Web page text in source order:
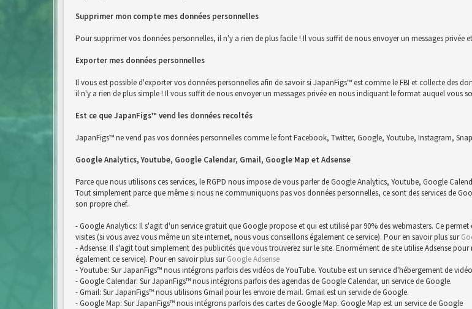
Supprimer mon compte mes données personnelles
Pour supprimer vos données personnelles, il n'y a rien de plus facile ! Il vous suffit de nous envoyer un messages privée
Exporter mes données personnelles
Il vous est possible d'exporter vos données personnelles afin de savoir si JapanFigs™ est comme le FBI et collecte des
il n'y a rien de plus simple ! Il vous suffit de nous envoyer un messages privée en nous indiquant le format auquel vous
Est ce que JapanFigs™ vend les données recoltés
JapanFigs™ ne vend pas vos données personnelles comme le font Facebook, Twitter, Google, Youtube, Instagram,
Google Analytics, Youtube, Google Calendar, Gmail, Google Map et Adsense
Parce que nous utilisons ces services, le RGPD nous impose de vous parler de Google Analytics, Youtube, Google
Tout simplement parce que même si nous ne communiquons pas vos données personnelles, ce sont des services de
son propre chef..
- Google Analytics: Il s'agit d'un service gratuit que Google propose et qui est utilisé par 90% des webmasters. Ce
visites (si vous avez vous même un site internet, nous vous conseillons également ce service). Pour en savoir plus sur
- Adsense: Il s'agit tout simplement des publicités que vous trouverez sur le site. Enormément de site utilise Adsense
également ce service). Pour en savoir plus surGoogle Adsense
- Youtube: Sur JapanFigs™ nous intégrons parfois des vidéos de YouTube. Youtube est un service d'hébergement de
- Google Calendar: Sur JapanFigs™ nous intégrons parfois des agendas de Google Calendar, un service de Google.
- Gmail: Sur JapanFigs™ nous utilisons Gmail pour les envoie de mail. Gmail est un servide de Google.
- Google Map: Sur JapanFigs™ nous intégrons parfois des cartes de Google Map. Google Map est un service de Google